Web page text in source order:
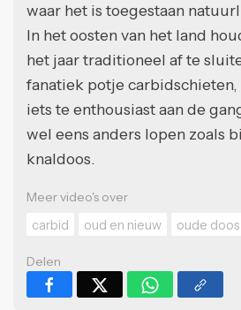
waar het is toegestaan
In het oosten van het land
het jaar traditioneel af te
fanatiek potje carbidschieten,
iets te enthousiast aan de
wel eens anders lopen zoals
knaldoos.
Meer video's over
carbid
oud en nieuw oude doos
Delen